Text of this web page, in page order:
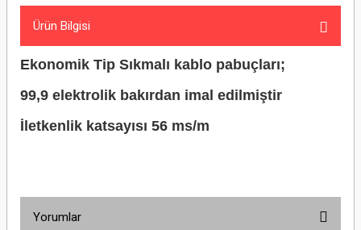
Ürün Bilgisi
Ekonomik Tip Sıkmalı kablo pabuçları;
99,9 elektrolik bakırdan imal edilmiştir
İletkenlik katsayısı 56 ms/m
Yorumlar